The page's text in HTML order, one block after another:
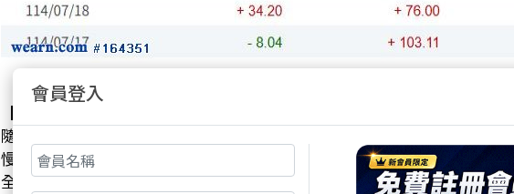
【消息面轉暖 台積電拉台指數 台股強彈站回均線】
隨著美國8月1日對台關稅大限逼近，雖然具體細節還沒出爐，但市場
慢鈍化。今日台股就擺脫昨天重挫的陰霾，在台積電強勢點火下，一
全場最高點23,461，不只一口氣站回5日跟10日均線，也讓技術面短
會員登入